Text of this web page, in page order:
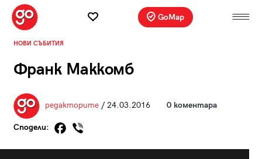
GoMap
НОВИ СЪБИТИЯ
Франк Маккомб
редакторите/ 24.03.2016 0 коментара
Сподели: